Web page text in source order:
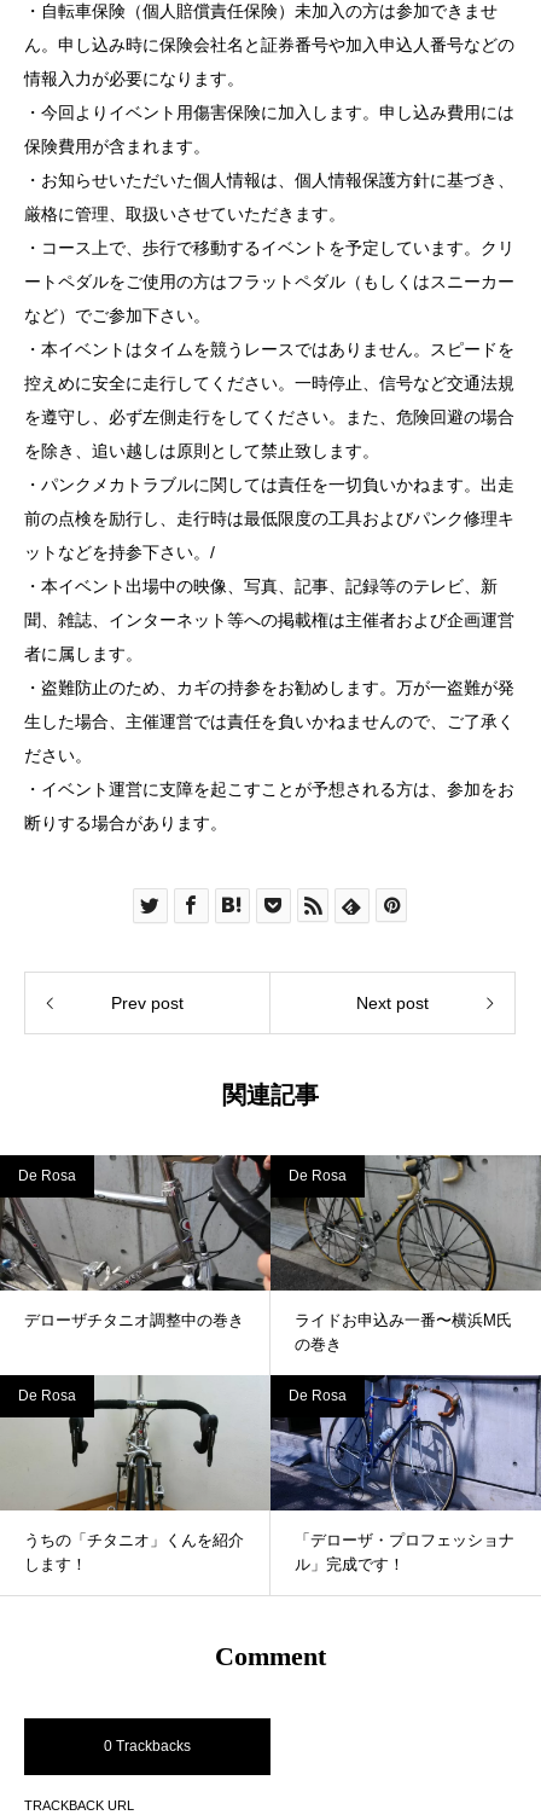
・自転車保険（個人賠償責任保険）未加入の方は参加できませ
ん。申し込み時に保険会社名と証券番号や加入申込人番号などの
情報入力が必要になります。
・今回よりイベント用傷害保険に加入します。申し込み費用には
保険費用が含まれます。
・お知らせいただいた個人情報は、個人情報保護方針に基づき、
厳格に管理、取扱いさせていただきます。
・コース上で、歩行で移動するイベントを予定しています。クリ
ートペダルをご使用の方はフラットペダル（もしくはスニーカー
など）でご参加下さい。
・本イベントはタイムを競うレースではありません。スピードを
控えめに安全に走行してください。一時停止、信号など交通法規
を遵守し、必ず左側走行をしてください。また、危険回避の場合
を除き、追い越しは原則として禁止致します。
・パンクメカトラブルに関しては責任を一切負いかねます。出走
前の点検を励行し、走行時は最低限度の工具およびパンク修理キ
ットなどを持参下さい。/
・本イベント出場中の映像、写真、記事、記録等のテレビ、新
聞、雑誌、インターネット等への掲載権は主催者および企画運営
者に属します。
・盗難防止のため、カギの持参をお勧めします。万が一盗難が発
生した場合、主催運営では責任を負いかねませんので、ご了承く
ださい。
・イベント運営に支障を起こすことが予想される方は、参加をお
断りする場合があります。
Prev post Next post
関連記事
De Rosa
デローザチタニオ調整中の巻き
De Rosa
ライドお申込み一番〜横浜M氏
の巻き
De Rosa
うちの「チタニオ」くんを紹介
します！
De Rosa
「デローザ・プロフェッショナ
ル」完成です！
Comment
0 Trackbacks
TRACKBACK URL